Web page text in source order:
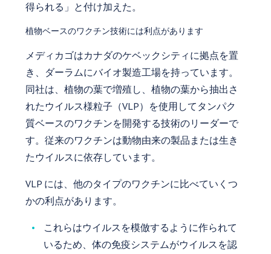
得られる」と付け加えた。
植物ベースのワクチン技術には利点があります
メディカゴはカナダのケベックシティに拠点を置
き、ダーラムにバイオ製造工場を持っています。
同社は、植物の葉で増殖し、植物の葉から抽出さ
れたウイルス様粒子（VLP）を使用してタンパク
質ベースのワクチンを開発する技術のリーダーで
す。従来のワクチンは動物由来の製品または生き
たウイルスに依存しています。
VLP には、他のタイプのワクチンに比べていくつ
かの利点があります。
これらはウイルスを模倣するように作られて
いるため、体の免疫システムがウイルスを認